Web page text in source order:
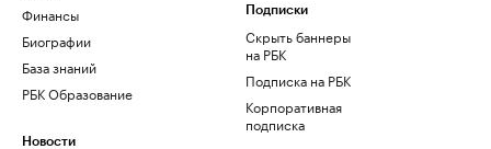
Финансы
Биографии
База знаний
РБК Образование
Новости
Подписки
Скрыть баннеры
на РБК
Подписка на РБК
Корпоративная
подписка